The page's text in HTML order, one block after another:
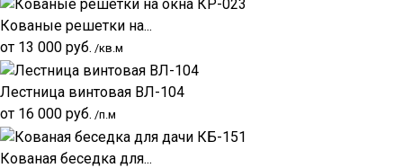
Кованые решетки на...
от 13 000 руб. /кв.м
Лестница винтовая ВЛ-104
от 16 000 руб. /п.м
Кованая беседка для...